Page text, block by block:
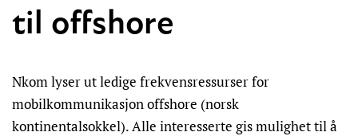
til offshore​
Nkom lyser ut ledige frekvensressurser for
mobilkommunikasjon offshore (norsk
kontinentalsokkel). Alle interesserte gis mulighet til å